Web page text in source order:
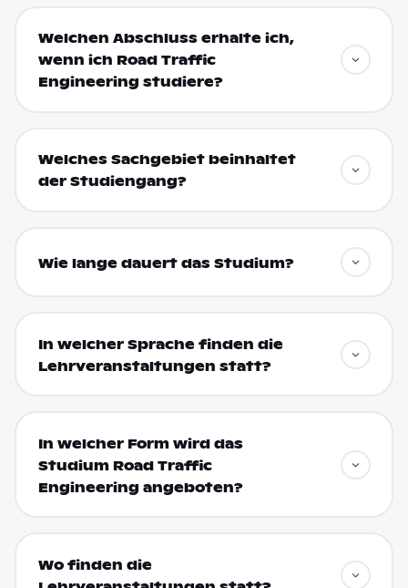
Welchen Abschluss erhalte ich,
wenn ich Road Traffic
Engineering studiere?
Welches Sachgebiet beinhaltet
der Studiengang?
Wie lange dauert das Studium?
In welcher Sprache finden die
Lehrveranstaltungen statt?
In welcher Form wird das
Studium Road Traffic
Engineering angeboten?
Wo finden die